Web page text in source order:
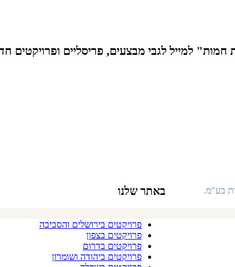
למייל לגבי מבצעים, פריסליים ופרויקטים
באתר שלנו
פרויקטים בירושלים והסביבה
פרויקטים בצפון
פרויקטים בדרום
פרויקטים ביהודה ושומרון
בע"מ.